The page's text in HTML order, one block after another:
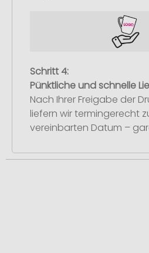
Schritt 4:
Pünktliche und schnelle
Nach Ihrer Freigabe der
liefern wir termingerecht
vereinbarten Datum –